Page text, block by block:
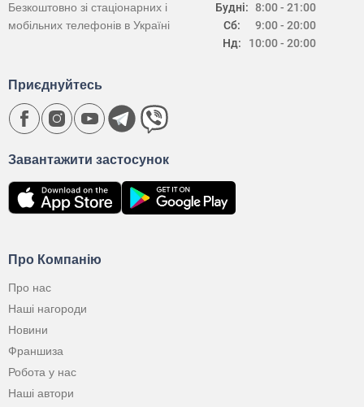
Будні:
Сб:
Нд:
8:00 - 21:00
9:00 - 20:00
10:00 - 20:00
Безкоштовно зі стаціонарних і
мобільних телефонів в Україні
Про Компанію
Про нас
Наші нагороди
Новини
Франшиза
Робота у нас
Наші автори
Завантажити застосунок
Приєднуйтесь